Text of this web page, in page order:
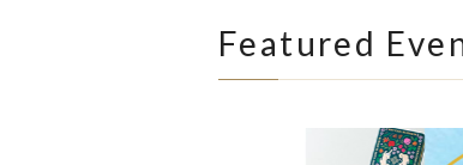
Featured